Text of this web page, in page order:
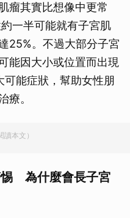
瘤其實比想像中更常
一半可能就有子宮肌
25%。不過大部分子宮
能因大小或位置而出現
能症狀，幫助女性朋
療。
本文）
惕 為什麼會長子宮